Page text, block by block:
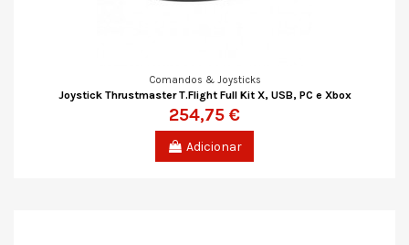
Comandos & Joysticks
Joystick Thrustmaster T.Flight Full Kit X, USB, PC e Xbox
254,75 €
Adicionar